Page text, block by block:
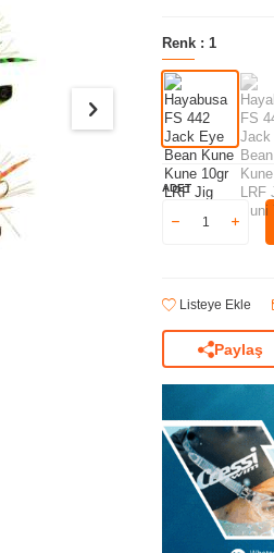
Renk : 1
ADET
Listeye Ekle
Paylaş